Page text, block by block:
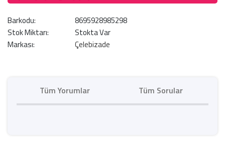
Barkodu:
8695928985298
Stok Miktarı:
Stokta Var
Markası:
Çelebizade
Tüm Yorumlar Tüm Sorular